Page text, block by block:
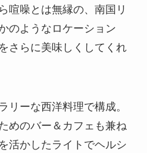
喧噪とは無縁の、南国リ
のようなロケーション
さらに美味しくしてくれ
リーな西洋料理で構成。
めのバー＆カフェも兼ね
活かしたライトでヘルシ